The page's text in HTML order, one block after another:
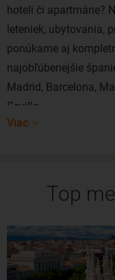
hoteli či apartmáne?
leteniek, ubytovania,
ponúkame aj
najobľúbenejšie
Madrid, Barcelona,
Sevilla.
dali hravo zaradiť aj
túžite po väčšej
ostrovy.
Svoje čaro majú aj
oceána v Astúrii.
Viac
Top